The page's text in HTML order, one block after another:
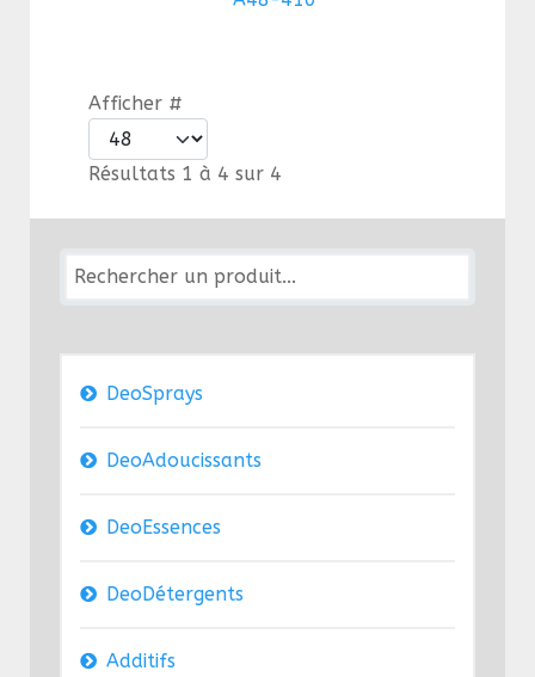
Afficher #
Résultats 1 à 4 sur 4
DeoSprays
DeoAdoucissants
DeoEssences
DeoDétergents
Additifs